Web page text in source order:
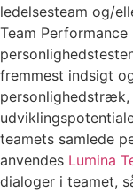
ledelsesteam og/
Team
fremmest indsigt
teamets samlede
anvendes Lumina
dialoger i teamet,